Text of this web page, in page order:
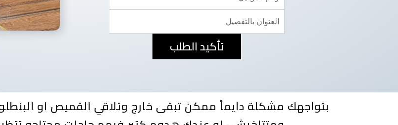
تأكيد الطلب
بتواجهك مشكلة دايماً ممكن تبقى خارج وتلاقي القميص او